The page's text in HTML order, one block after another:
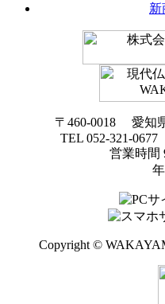
新
〒460-0018 愛知
TEL 052-321-
営業時間
Copyright ©